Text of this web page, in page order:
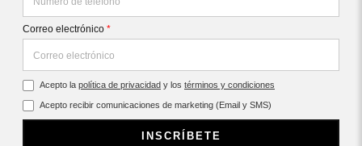
Correo electrónico *
Acepto la política de privacidad y los términos y condiciones
Acepto recibir comunicaciones de marketing (Email y SMS)
INSCRÍBETE